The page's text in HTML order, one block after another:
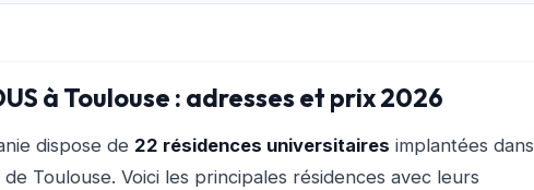
à Toulouse : adresses et prix 2026
dispose de 22 résidences universitaires implantées dans
Toulouse. Voici les principales résidences avec leurs